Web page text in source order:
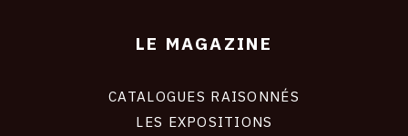
LE MAGAZINE
CATALOGUES RAISONNÉS
LES EXPOSITIONS